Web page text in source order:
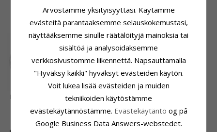
ASIAKKAAT OSTAVAT MYÖS
BNH
venetsiakaulaketju
kullattua hopeaa 38
cm x 1,0 mm
Arvostamme yksityisyyttäsi. Käytämme
evästeitä parantaaksemme selauskokemustasi,
näyttääksemme sinulle räätälöityjä mainoksia tai
sisältöä ja analysoidaksemme
verkkosivustomme liikennettä. Napsauttamalla
"Hyväksy kaikki" hyväksyt evästeiden käytön.
Voit lukea lisää evästeiden ja muiden
tekniikoiden käytöstämme
evästekäytännöstämme. Evästekäytäntö og på
Google Business Data Answers-webstedet.